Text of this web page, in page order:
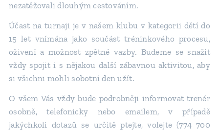
nezatěžovali dlouhým cestováním.
Účast na turnaji je v našem klubu v kategorii dětí do
15 let vnímána jako součást tréninkového procesu,
oživení a možnost zpětné vazby. Budeme se snažit
vždy spojit i s nějakou další zábavnou aktivitou, aby
si všichni mohli sobotní den užít.
O všem Vás vždy bude podrobněji informovat trenér
osobně, telefonicky nebo emailem, v případě
jakýchkoli dotazů se určitě ptejte, volejte (774 700